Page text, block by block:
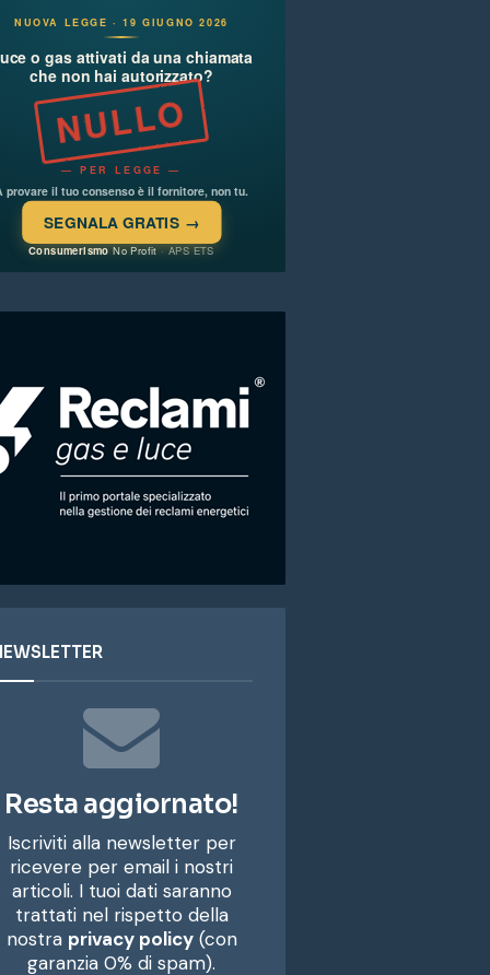
Resta aggiornato!
Iscriviti alla newsletter per
ricevere per email i nostri
articoli. I tuoi dati saranno
trattati nel rispetto della
nostra privacy policy(con
garanzia 0% di spam).